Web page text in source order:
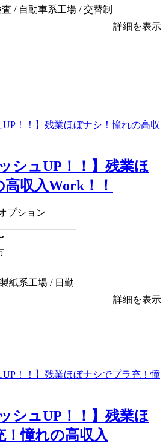
/ 自動車系工場 / 交替制
詳細を表示
シュUP！！】残業ほ
収入Work！！
プション
紙系工場 / 日勤
詳細を表示
シュUP！！】残業ほ
憧れの高収入